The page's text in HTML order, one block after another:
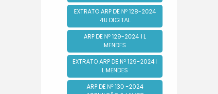
EXTRATO ARP DE Nº 128-2024
4U DIGITAL
ARP DE Nº 129-2024 I L
MENDES
EXTRATO ARP DE Nº 129-2024 I
L MENDES
ARP DE Nº 130 -2024